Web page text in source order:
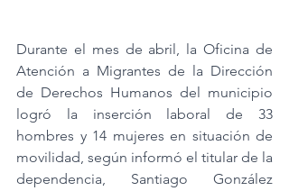
Durante el mes de abril, la Oficina de
Atención a Migrantes de la Dirección
de Derechos Humanos del municipio
logró la inserción laboral de 33
hombres y 14 mujeres en situación de
movilidad, según informó el titular de la
dependencia, Santiago González